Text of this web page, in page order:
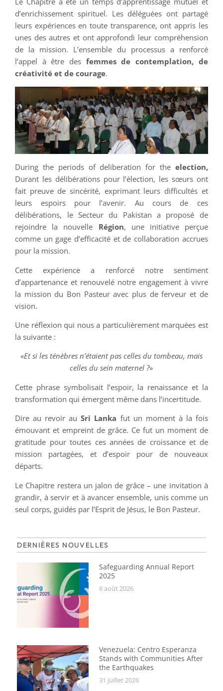
d’enrichissement spirituel. Les déléguées ont partagé
leurs expériences en toute transparence, ont appris les
unes des autres et ont approfondi leur compréhension
de la mission. L’ensemble du processus a renforcé
l’appel à être des femmes de contemplation, de
créativité et de courage.
During the periods of deliberation for the election,
Durant les délibérations pour l’élection, les sœurs ont
fait preuve de sincérité, exprimant leurs difficultés et
leurs espoirs pour l’avenir. Au cours de ces
délibérations, le Secteur du Pakistan a proposé de
rejoindre la nouvelle Région, une initiative perçue
comme un gage d’efficacité et de collaboration accrues
pour la mission.
Cette expérience a renforcé notre sentiment
d’appartenance et renouvelé notre engagement à vivre
la mission du Bon Pasteur avec plus de ferveur et de
vision.
Une réflexion qui nous a particulièrement marquées est
la suivante :
«Et si les ténèbres n’étaient pas celles du tombeau, mais
celles du sein maternel ?»
Cette phrase symbolisait l’espoir, la renaissance et la
transformation qui émergent même dans l’incertitude.
Dire au revoir auSri Lanka fut un moment à la fois
émouvant et empreint de grâce. Ce fut un moment de
gratitude pour toutes ces années de croissance et de
mission partagées, et d’espoir pour de nouveaux
départs.
Le Chapitre restera un jalon de grâce – une invitation à
grandir, à servir et à avancer ensemble, unis comme un
seul corps, guidés par l’Esprit de Jésus, le Bon Pasteur.
DERNIÈRES NOUVELLES
Safeguarding Annual Report
2025
6 août 2026
Venezuela: Centro Esperanza
Stands with Communities After
the Earthquakes
31 juillet 2026